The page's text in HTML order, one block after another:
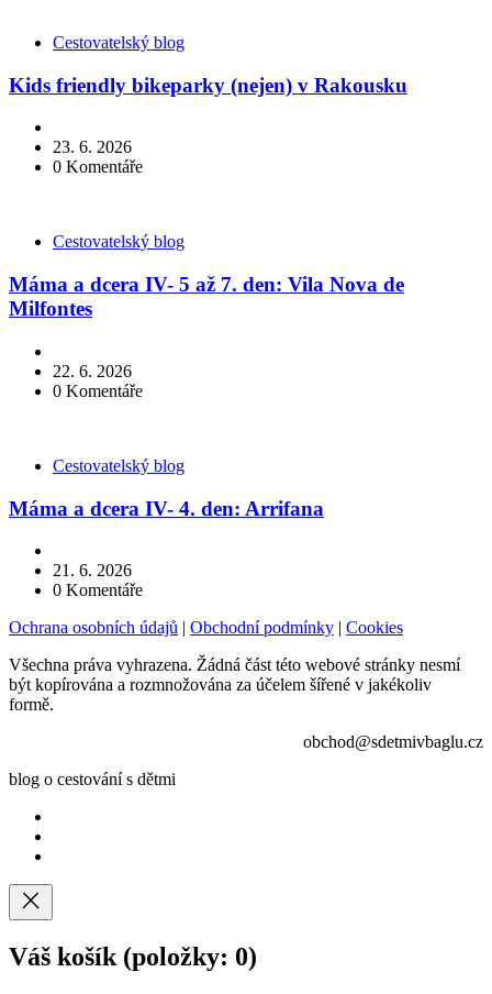
KategorieCestovatelský blog
Kids friendly bikeparky (nejen) v Rakousku
23. 6. 2026
0 Komentáře
KategorieCestovatelský blog
Máma a dcera IV- 5 až 7. den: Vila Nova de
Milfontes
22. 6. 2026
0 Komentáře
KategorieCestovatelský blog
Máma a dcera IV- 4. den: Arrifana
21. 6. 2026
0 Komentáře
Ochrana osobních údajů | Obchodní podmínky | Cookies
Všechna práva vyhrazena. Žádná část této webové stránky nesmí
být kopírována a rozmnožována za účelem šířené v jakékoliv
formě.
obchod@sdetmivbaglu.cz
blog o cestování s dětmi
Váš košík (položky: 0)